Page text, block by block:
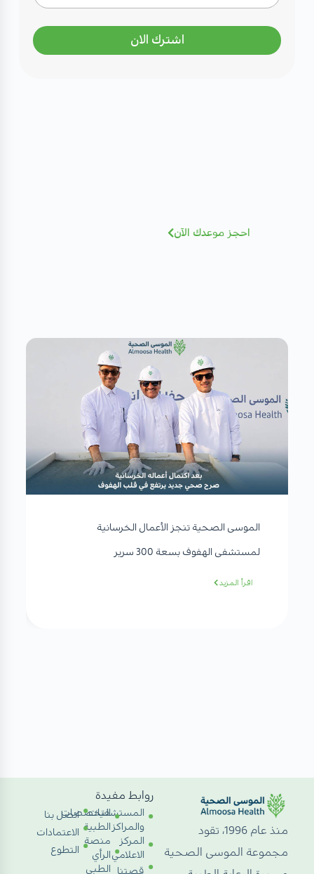
اشترك الان
احجز موعدك الآن
الموسى الصحية تنجز الأعمال الخرسانية
لمستشفى الهفوف بسعة 300 سرير
اقرأ المزيد
منذ عام 1996، تقود
مجموعة الموسى الصحية
روابط مفيدة
المستشفيات
والمراكز
المركز
الاعلامي
قصتنا
التخصصات
الطبية
منصة
الرأي
الطبي
اتصل بنا
الاعتمادات
التطوع